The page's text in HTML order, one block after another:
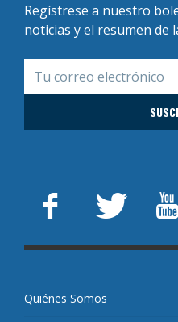
Regístrese a nuestro
noticias y el resumen de
Quiénes Somos